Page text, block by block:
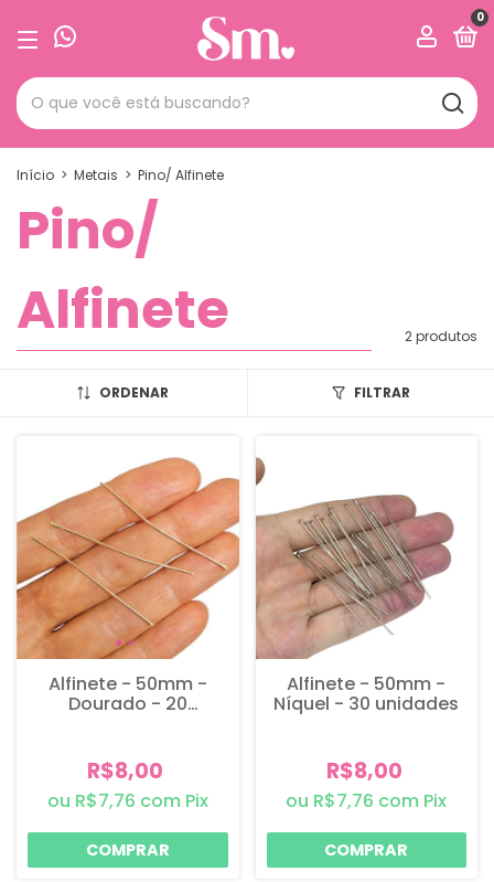
0
Início > Metais > Pino/ Alfinete
Pino/
Alfinete
2 produtos
ORDENAR FILTRAR
Alfinete - 50mm -
Dourado - 20
R$8,00
R$7,76 com Pix
Alfinete - 50mm -
Níquel - 30 unidades
R$8,00
R$7,76 com Pix